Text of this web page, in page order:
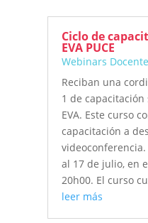
Ciclo de
EVA PUCE
Webinars
Reciban una
1 de
EVA. Este curso
capacitación a
al 17 de julio, en
20h00. El curso
leer más